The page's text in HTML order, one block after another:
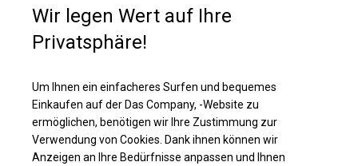
Die Seitenwände haben Netzfenster, die Luft hereinlassen. An jedem
dieser Fenster befindet sich ein Klettrollo, das jederzeit ausgeklappt
werden kann und das Fenster abdeckt, beispielsweise bei Regen oder
wenn Sie das Zeltinnere abdecken möchten.
Einzelheiten ansehen
Plane ändern
Wir legen Wert auf Ihre
Privatsphäre!
Um Ihnen ein einfacheres Surfen und bequemes
Einkaufen auf der Das Company, -Website zu
ermöglichen, benötigen wir Ihre Zustimmung zur
Verwendung von Cookies. Dank ihnen können wir
Anzeigen an Ihre Bedürfnisse anpassen und Ihnen